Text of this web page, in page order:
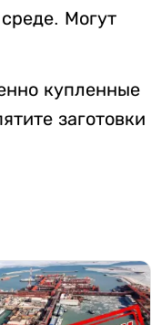
Могут
купленные
заготовки